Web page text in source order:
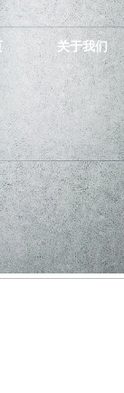
关于我们